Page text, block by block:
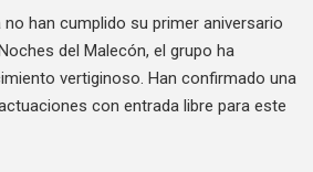
han cumplido su primer aniversario
del Malecón, el grupo ha
vertiginoso. Han confirmado una
con entrada libre para este